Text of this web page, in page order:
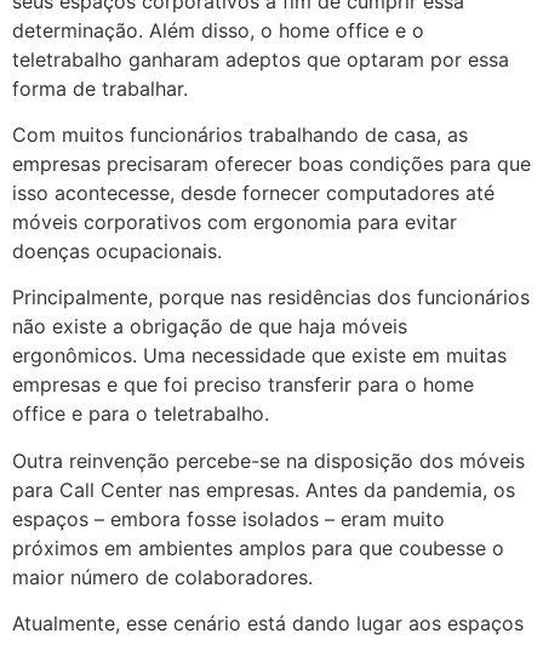
determinação. Além disso, o home office e o
teletrabalho ganharam adeptos que optaram por essa
forma de trabalhar.
Com muitos funcionários trabalhando de casa, as
empresas precisaram oferecer boas condições para que
isso acontecesse, desde fornecer computadores até
móveis corporativos com ergonomia para evitar
doenças ocupacionais.
Principalmente, porque nas residências dos funcionários
não existe a obrigação de que haja móveis
ergonômicos. Uma necessidade que existe em muitas
empresas e que foi preciso transferir para o home
office e para o teletrabalho.
Outra reinvenção percebe-se na disposição dos móveis
para Call Center nas empresas. Antes da pandemia, os
espaços – embora fosse isolados – eram muito
próximos em ambientes amplos para que coubesse o
maior número de colaboradores.
Atualmente, esse cenário está dando lugar aos espaços